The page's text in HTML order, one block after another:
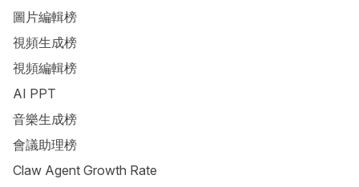
圖片編輯榜
視頻生成榜
視頻編輯榜
AI PPT
音樂生成榜
會議助理榜
Claw Agent Growth Rate